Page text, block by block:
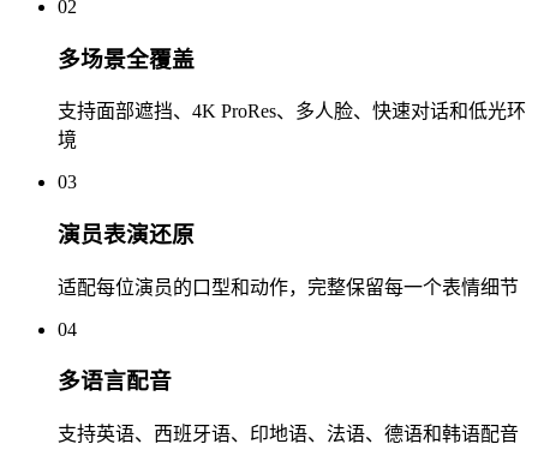
02
多场景全覆盖
支持面部遮挡、4K ProRes、多人脸、快速对话和低光环
境
03
演员表演还原
适配每位演员的口型和动作，完整保留每一个表情细节
04
多语言配音
支持英语、西班牙语、印地语、法语、德语和韩语配音